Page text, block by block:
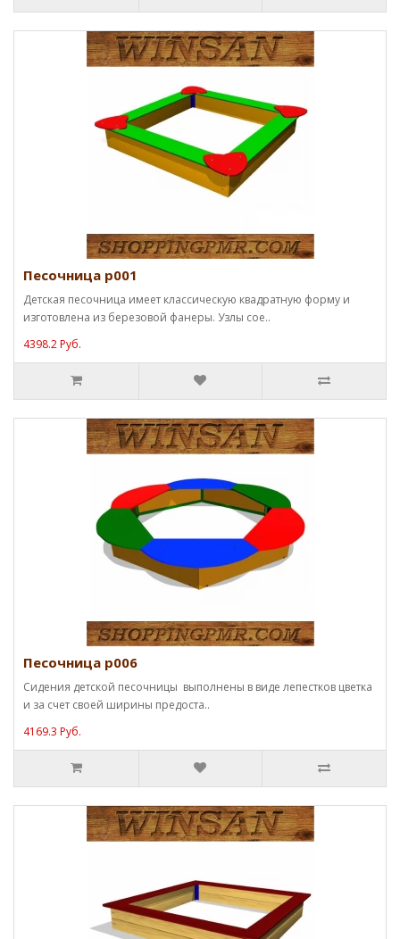
Песочница p001
Детская песочница имеет классическую квадратную форму и
изготовлена из березовой фанеры. Узлы сое..
4398.2 Руб.
Песочница p006
Сидения детской песочницы выполнены в виде лепестков цветка
и за счет своей ширины предоста..
4169.3 Руб.